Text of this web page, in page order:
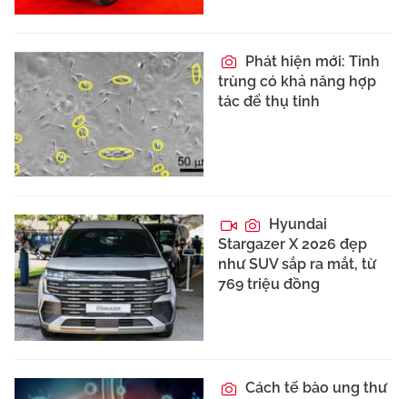
Phát hiện mới: Tinh
trùng có khả năng hợp
tác để thụ tinh
Hyundai
Stargazer X 2026 đẹp
như SUV sắp ra mắt, từ
769 triệu đồng
Cách tế bào ung thư